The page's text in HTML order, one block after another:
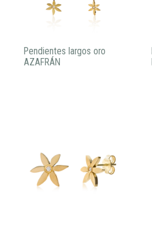
Pendientes largos oro
AZAFRÁN